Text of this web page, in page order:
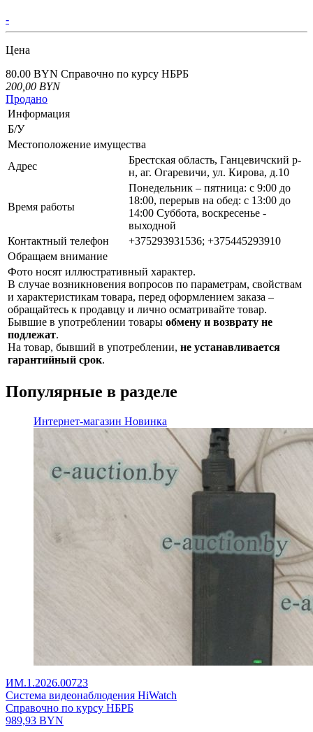
-
Цена
80.00 BYN Справочно по курсу НБРБ
200,00 BYN
Продано
Информация
Б/У
Местоположение имущества
Адрес
Брестская область, Ганцевичский р-
н, аг. Огаревичи, ул. Кирова, д.10
Время работы
Понедельник – пятница: с 9:00 до
18:00, перерыв на обед: с 13:00 до
14:00 Суббота, воскресенье -
выходной
Контактный телефон
+375293931536; +375445293910
Обращаем внимание
Фото носят иллюстративный характер.
В случае возникновения вопросов по параметрам, свойствам
и характеристикам товара, перед оформлением заказа –
обращайтесь к продавцу и лично осматривайте товар.
Бывшие в употреблении товары обмену и возврату не
подлежат.
На товар, бывший в употреблении, не устанавливается
гарантийный срок.
Популярные в разделе
Интернет-магазин Новинка
ИМ.1.2026.00723
Система видеонаблюдения HiWatch
Справочно по курсу НБРБ
989,93 BYN